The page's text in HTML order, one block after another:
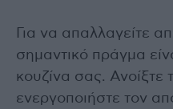
Για να απαλλαγείτε
σημαντικό πράγμα
κουζίνα σας.
ενεργοποιήστε τον